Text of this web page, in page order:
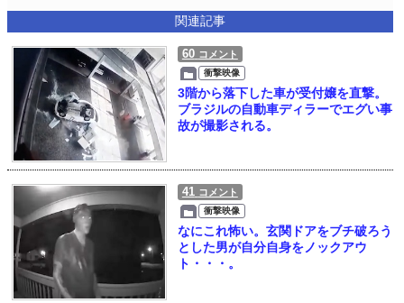
関連記事
60 コメント
衝撃映像
3階から落下した車が受付嬢を直撃。
ブラジルの自動車ディラーでエグい事
故が撮影される。
41 コメント
衝撃映像
なにこれ怖い。玄関ドアをブチ破ろう
とした男が自分自身をノックアウ
ト・・・。